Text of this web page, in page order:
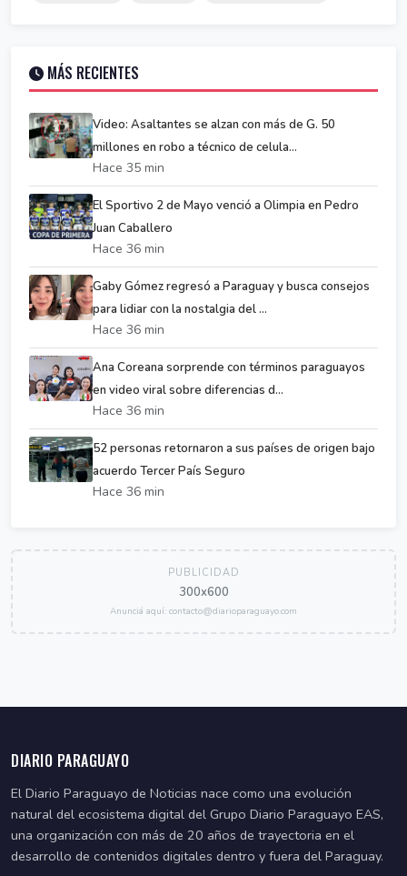
MÁS RECIENTES
Video: Asaltantes se alzan con más de G. 50
millones en robo a técnico de celula...
Hace 35 min
El Sportivo 2 de Mayo venció a Olimpia en Pedro
Juan Caballero
Hace 36 min
Gaby Gómez regresó a Paraguay y busca consejos
para lidiar con la nostalgia del ...
Hace 36 min
Ana Coreana sorprende con términos paraguayos
en video viral sobre diferencias d...
Hace 36 min
52 personas retornaron a sus países de origen bajo
acuerdo Tercer País Seguro
Hace 36 min
PUBLICIDAD
300x600
Anunciá aquí: contacto@diarioparaguayo.com
DIARIO PARAGUAYO
El Diario Paraguayo de Noticias nace como una evolución
natural del ecosistema digital del Grupo Diario Paraguayo EAS,
una organización con más de 20 años de trayectoria en el
desarrollo de contenidos digitales dentro y fuera del Paraguay.